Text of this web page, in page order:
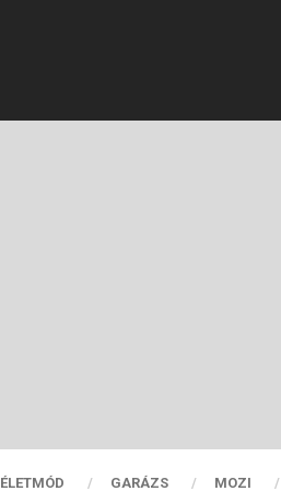
ÉLETMÓD GARÁZS MOZI